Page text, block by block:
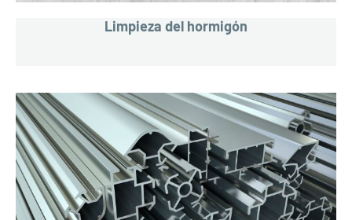
Limpieza del hormigón